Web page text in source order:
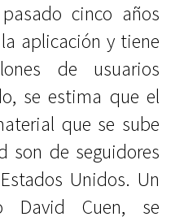
cinco años
aplicación y tiene
de usuarios
se estima que el
que se sube
son de seguidores
Unidos. Un
David Cuen, se